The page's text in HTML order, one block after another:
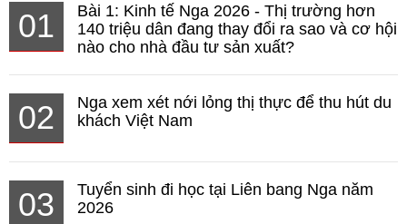
01
Bài 1: Kinh tế Nga 2026 - Thị trường hơn
140 triệu dân đang thay đổi ra sao và cơ hội
nào cho nhà đầu tư sản xuất?
02
Nga xem xét nới lỏng thị thực để thu hút du
khách Việt Nam
03
Tuyển sinh đi học tại Liên bang Nga năm
2026